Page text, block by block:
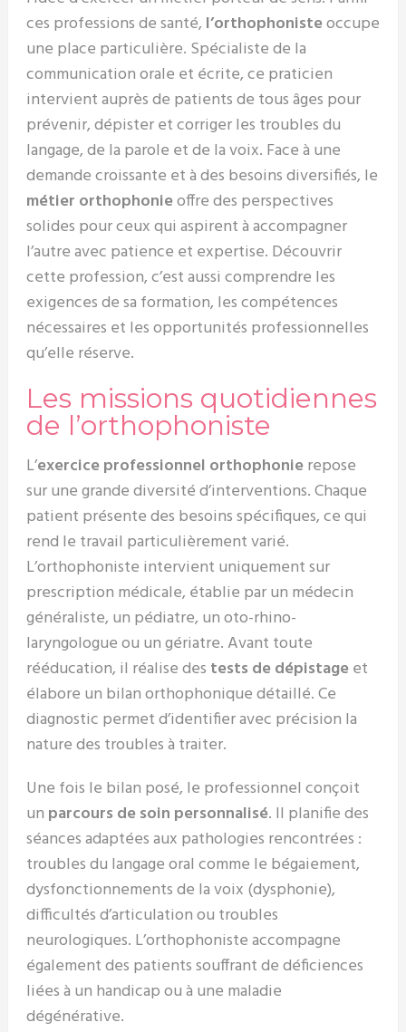
ces professions de santé, l’orthophonisteoccupe
une place particulière. Spécialiste de la
communication orale et écrite, ce praticien
intervient auprès de patients de tous âges pour
prévenir, dépister et corriger les troubles du
langage, de la parole et de la voix. Face à une
demande croissante et à des besoins diversifiés, le
métier orthophonieoffre des perspectives
solides pour ceux qui aspirent à accompagner
l’autre avec patience et expertise. Découvrir
cette profession, c’est aussi comprendre les
exigences de sa formation, les compétences
nécessaires et les opportunités professionnelles
qu’elle réserve.
Les missions quotidiennes
de l’orthophoniste
L’exercice professionnel orthophonierepose
sur une grande diversité d’interventions. Chaque
patient présente des besoins spécifiques, ce qui
rend le travail particulièrement varié.
L’orthophoniste intervient uniquement sur
prescription médicale, établie par un médecin
généraliste, un pédiatre, un oto-rhino-
laryngologue ou un gériatre. Avant toute
rééducation, il réalise des tests de dépistageet
élabore un bilan orthophonique détaillé. Ce
diagnostic permet d’identifier avec précision la
nature des troubles à traiter.
Une fois le bilan posé, le professionnel conçoit
un parcours de soin personnalisé. Il planifie des
séances adaptées aux pathologies rencontrées :
troubles du langage oral comme le bégaiement,
dysfonctionnements de la voix (dysphonie),
difficultés d’articulation ou troubles
neurologiques. L’orthophoniste accompagne
également des patients souffrant de déficiences
liées à un handicap ou à une maladie
dégénérative.